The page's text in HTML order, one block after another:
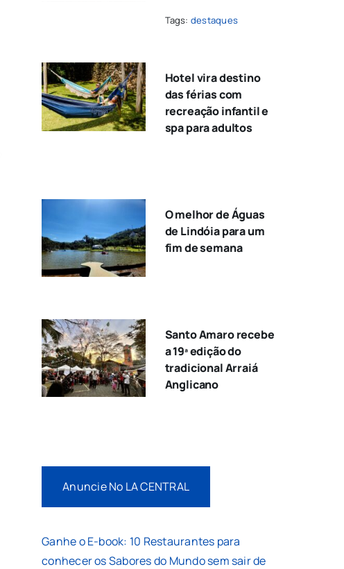
Tags: destaques
Hotel vira destino
das férias com
recreação infantil e
spa para adultos
O melhor de Águas
de Lindóia para um
fim de semana
Santo Amaro recebe
a 19ª edição do
tradicional Arraiá
Anglicano
Anuncie No LA CENTRAL
Ganhe o E-book: 10 Restaurantes para
conhecer os Sabores do Mundo sem sair de